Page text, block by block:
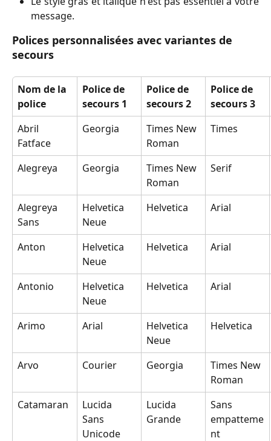
message.
Polices personnalisées avec variantes de
secours
Nom de la
police
Police de
secours 1
Police de
secours 2
Police de
secours 3
Abril
Fatface
Georgia
Times New
Roman
Times
Alegreya Georgia
Times New
Roman
Serif
Alegreya
Sans
Helvetica
Neue
Helvetica Arial
Anton
Helvetica
Neue
Helvetica Arial
Antonio
Helvetica
Neue
Helvetica Arial
Arimo Arial
Helvetica
Neue
Helvetica
Arvo Courier Georgia
Times New
Roman
Catamaran
Lucida
Sans
Unicode
Lucida
Grande
Sans
empatteme
nt